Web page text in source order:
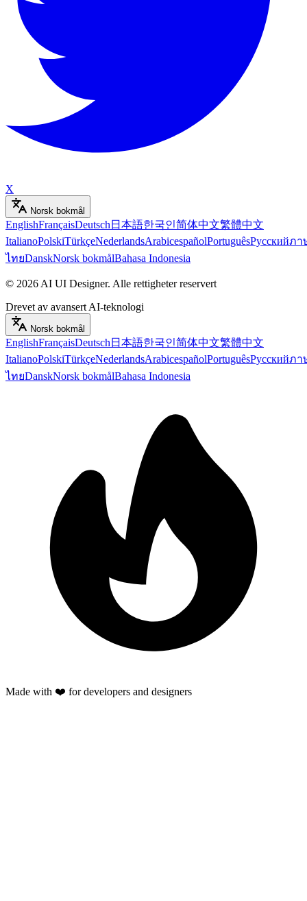
X
Norsk bokmål
EnglishFrançaisDeutsch 日本語한국인简体中文繁體中文
ItalianoPolskiTürkçeNederlandsArabicespañolPortuguêsРусскийภา
ไทยDanskNorsk bokmålBahasa Indonesia
© 2026 AI UI Designer. Alle rettigheter reservert
Drevet av avansert AI-teknologi
Norsk bokmål
EnglishFrançaisDeutsch 日本語한국인简体中文繁體中文
ItalianoPolskiTürkçeNederlandsArabicespañolPortuguêsРусскийภา
ไทยDanskNorsk bokmålBahasa Indonesia
Made with ❤️ for developers and designers